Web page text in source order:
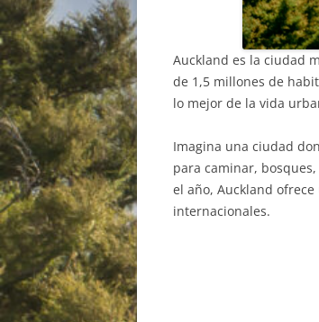
Auckland es la ciudad
de 1,5 millones de
lo mejor de la vida
Imagina una ciudad
para caminar,
el año, Auckland
internacionales.